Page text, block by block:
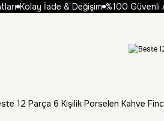
Kolay İade & Değişim %100 Güvenli
12 Parça 6 Kişilik Porselen Kahve